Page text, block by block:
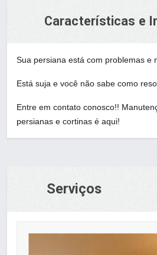
Características e
Sua persiana está com problemas e
Está suja e você não sabe como
Entre em contato conosco!!
persianas e cortinas é aqui!
Serviços